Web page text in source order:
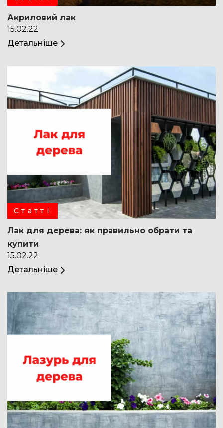
Акриловий лак
15.02.22
Детальніше
Статті
Лак для дерева: як правильно обрати та
купити
15.02.22
Детальніше